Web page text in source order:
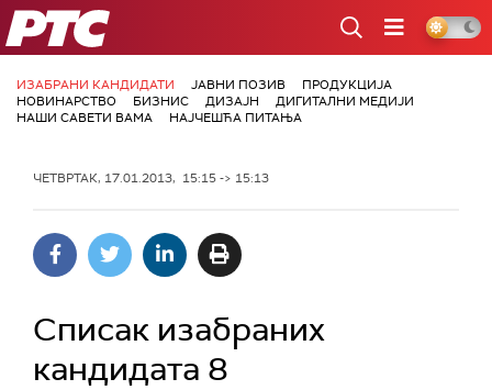
РТС
ИЗАБРАНИ КАНДИДАТИ ЈАВНИ ПОЗИВ
ПРОДУКЦИЈА
НОВИНАРСТВО
БИЗНИС ДИЗАЈН
ДИГИТАЛНИ МЕДИЈИ
НАШИ САВЕТИ ВАМА
НАЈЧЕШЋА ПИТАЊА
ЧЕТВРТАК, 17.01.2013, 15:15 -> 15:13
Списак изабраних
кандидата 8